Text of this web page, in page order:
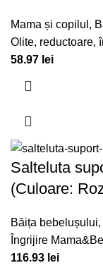
Mama și copilul ,
Olite, reductoare,
58.97 lei
Salteluta
(Culoare:
Băița bebelușului,
Îngrijire
116.93 lei